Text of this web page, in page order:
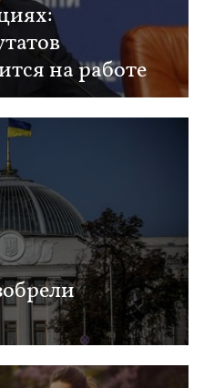
на работе